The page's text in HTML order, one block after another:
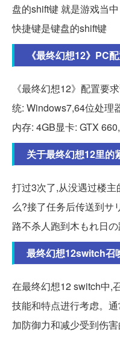
盘的shift键 就是游戏当
快捷键是键盘的shift键
《最终幻想12》PC
《最终幻想12》配置要
统: Windows7,64位处理
内存: 4GB显卡: GTX
关于最终幻想12里的
打过3次了,从没遇过楼
么?接了任务后传送到サ
路不杀人跑到木もれ日
最终幻想12switch召
在最终幻想12 switch中,
技能和特点进行考虑。
加防御力和减少受到伤害